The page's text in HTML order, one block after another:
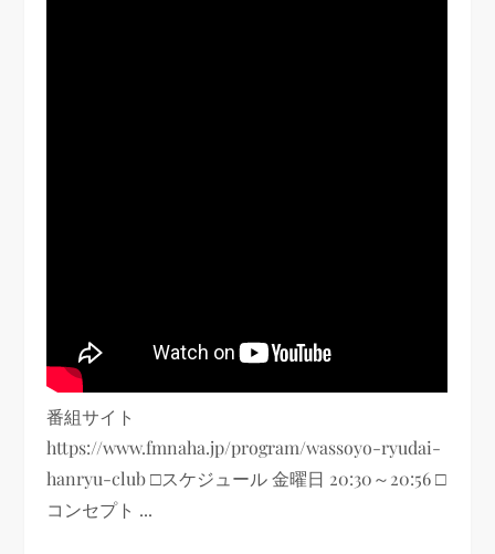
番組サイト
https://www.fmnaha.jp/program/wassoyo-ryudai-
hanryu-club □スケジュール 金曜日 20:30～20:56 □
コンセプト ...